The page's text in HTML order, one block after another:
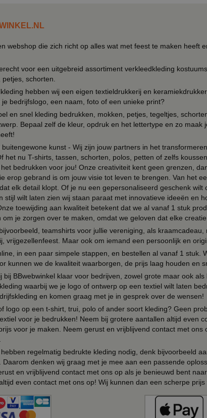
webshop die zich richt op alles wat met feest te maken heeft
voor een uitgebreid assortiment verkleedkleding
petjes, schorten.
hebben wij een eigen textieldrukkerij en
bedrijfslogo, een naam, foto of een unieke print?
en snel kleding bedrukken, mokken, petjes, tegeltjes,
Bepaal zelf de kleur, opdruk en het lettertype en zo maak
kunst - Wij zijn jouw partners in het
het nu T-shirts, tassen, schorten, polos, petten of zelfs
bedrukken voor jou! Onze creativiteit kent geen grenzen,
erop gebrand is om jouw visie tot leven te brengen. Van het
elk detail klopt. Of je nu een gepersonaliseerd geschenk wilt
stijl wilt laten zien wij staan paraat met innovatieve ideeën en
toewijding aan kwaliteit betekent dat we al vanaf 1 stuk
om je zorgen over te maken, omdat we geloven dat elke
teamshirts voor jullie vereniging, als
vrijgezellenfeest. Maar ook om iemand een persoonlijk en
in een paar simpele stappen, en bestellen al vanaf 1 stuk.
kunnen we de kwaliteit waarborgen, de prijs laag houden en
bij BBwebwinkel klaar voor bedrijven, zowel grote maar ook
waarbij we je logo of ontwerp op een textiel wilt laten
en komen graag met je in gesprek over de wensen!
logo op een t-shirt, trui, polo of ander soort kleding? Geen
voor je bedrukken! Neem bij grotere aantallen altijd even
voor je maken. Neem gerust en vrijblijvend contact met ons
regelmatig bedrukte kleding nodig, denk bijvoorbeeld
Daarom denken wij graag met je mee aan een passende
en vrijblijvend contact met ons op als je benieuwd bent
even contact met ons op! Wij kunnen dan een scherpe prijs